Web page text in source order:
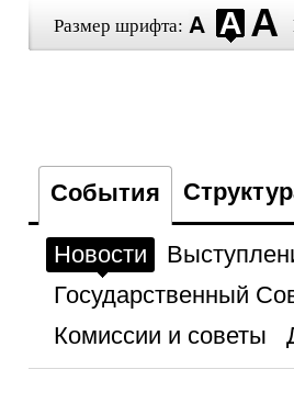
Размер шрифта:
События
Новости
Государственный
Комиссии и советы